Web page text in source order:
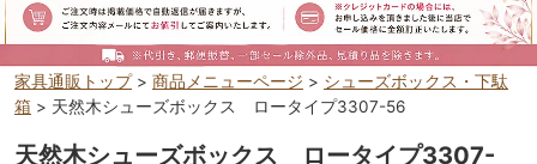
家具通販トップ> 商品メニューページ > シューズボックス・下駄
箱 > 天然木シューズボックス ロータイプ3307-56
天然木シューズボックス ロータイプ3307-